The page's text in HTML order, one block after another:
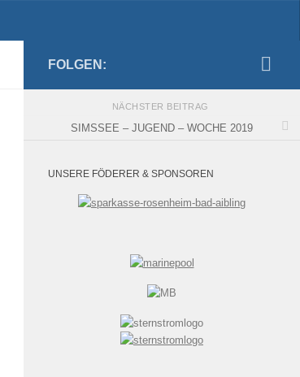
FOLGEN:
NÄCHSTER BEITRAG
SIMSSEE – JUGEND – WOCHE 2019
UNSERE FÖDERER & SPONSOREN